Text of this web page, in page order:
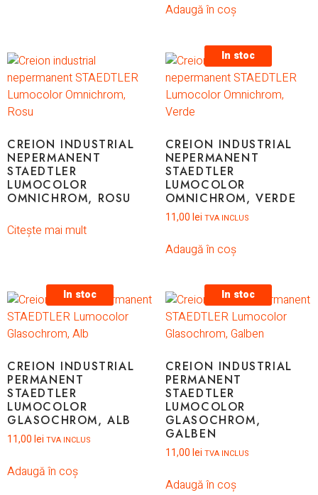
Adaugă în coș
CREION INDUSTRIAL
NEPERMANENT
STAEDTLER
LUMOCOLOR
OMNICHROM, ROSU
Citește mai mult
In stoc
CREION INDUSTRIAL
NEPERMANENT
STAEDTLER
LUMOCOLOR
OMNICHROM, VERDE
11,00 lei TVA INCLUS
Adaugă în coș
In stoc
CREION INDUSTRIAL
PERMANENT
STAEDTLER
LUMOCOLOR
GLASOCHROM, ALB
11,00 lei TVA INCLUS
Adaugă în coș
In stoc
CREION INDUSTRIAL
PERMANENT
STAEDTLER
LUMOCOLOR
GLASOCHROM,
GALBEN
11,00 lei TVA INCLUS
Adaugă în coș